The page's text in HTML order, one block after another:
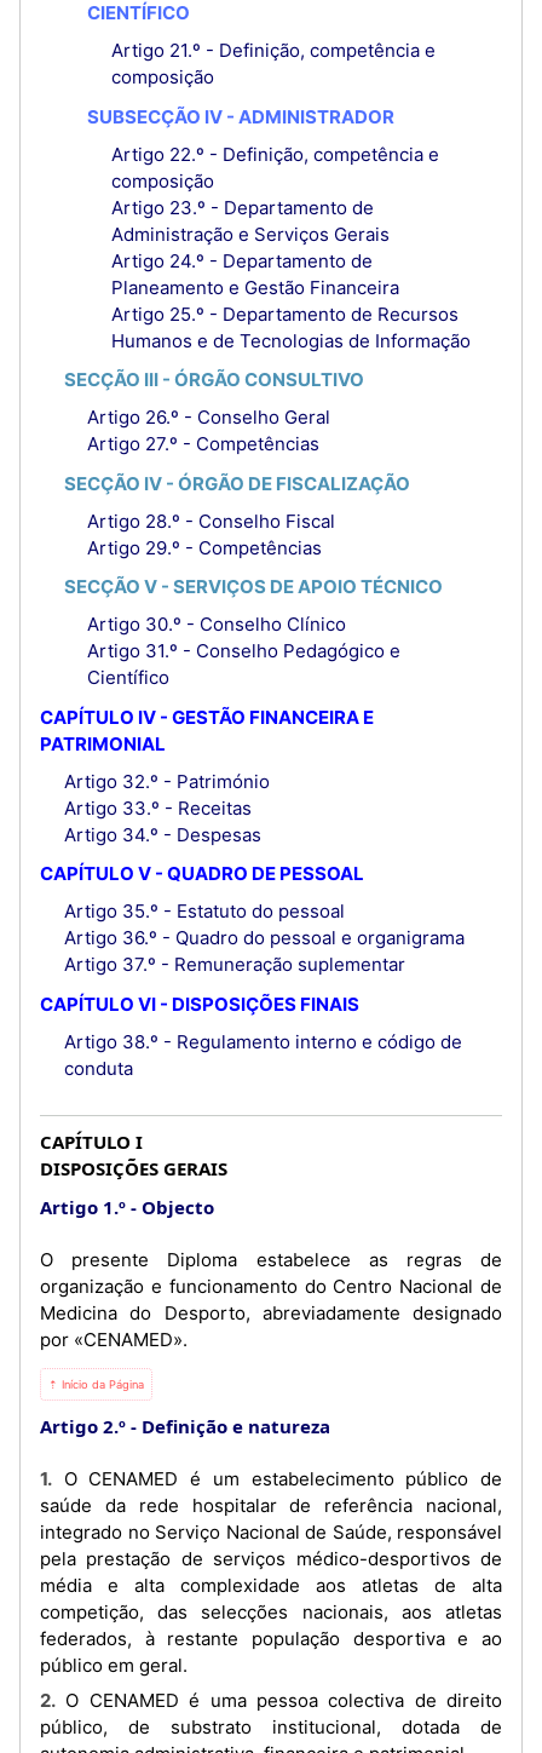
CIENTÍFICO
Artigo 21.º - Definição, competência e
composição
SUBSECÇÃO IV - ADMINISTRADOR
Artigo 22.º - Definição, competência e
composição
Artigo 23.º - Departamento de
Administração e Serviços Gerais
Artigo 24.º - Departamento de
Planeamento e Gestão Financeira
Artigo 25.º - Departamento de Recursos
Humanos e de Tecnologias de Informação
SECÇÃO III - ÓRGÃO CONSULTIVO
Artigo 26.º - Conselho Geral
Artigo 27.º - Competências
SECÇÃO IV - ÓRGÃO DE FISCALIZAÇÃO
Artigo 28.º - Conselho Fiscal
Artigo 29.º - Competências
SECÇÃO V - SERVIÇOS DE APOIO TÉCNICO
Artigo 30.º - Conselho Clínico
Artigo 31.º - Conselho Pedagógico e
Científico
CAPÍTULO IV - GESTÃO FINANCEIRA E
PATRIMONIAL
Artigo 32.º - Património
Artigo 33.º - Receitas
Artigo 34.º - Despesas
CAPÍTULO V - QUADRO DE PESSOAL
Artigo 35.º - Estatuto do pessoal
Artigo 36.º - Quadro do pessoal e organigrama
Artigo 37.º - Remuneração suplementar
CAPÍTULO VI - DISPOSIÇÕES FINAIS
Artigo 38.º - Regulamento interno e código de
conduta
CAPÍTULO I
DISPOSIÇÕES GERAIS
Artigo 1.º
Objecto
O presente Diploma estabelece as regras de
organização e funcionamento do Centro Nacional de
Medicina do Desporto, abreviadamente designado
por «CENAMED».
⇡ Início da Página
Artigo 2.º Definição e natureza
1. O CENAMED é um estabelecimento público de
saúde da rede hospitalar de referência nacional,
integrado no Serviço Nacional de Saúde, responsável
pela prestação de serviços médico-desportivos de
média e alta complexidade aos atletas de alta
competição, das selecções nacionais, aos atletas
federados, à restante população desportiva e ao
público em geral.
2. O CENAMED é uma pessoa colectiva de direito
público, de substrato institucional, dotada de